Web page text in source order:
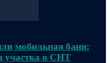
мобильная баня:
участка в СНТ